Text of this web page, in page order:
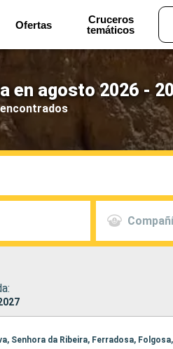
Ofertas
Cruceros
temáticos
en agosto 2026 -